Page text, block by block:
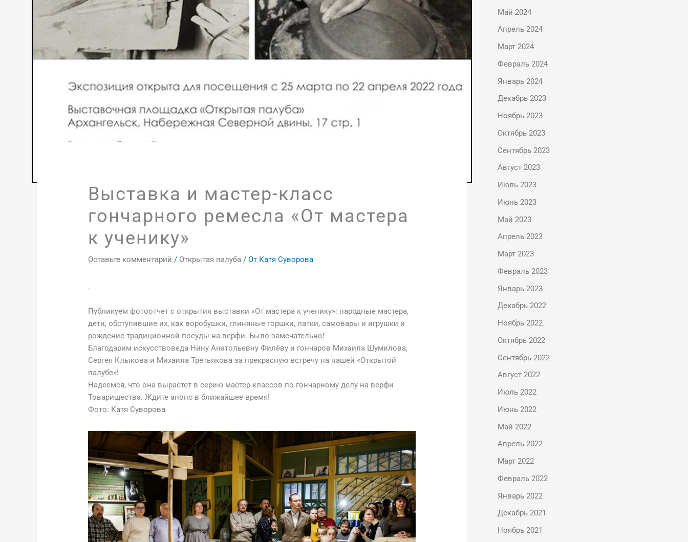
Выставка и мастер-класс
гончарного ремесла «От мастера
к ученику»
Оставьте комментарий / Открытая палуба / От Катя Суворова
.
Публикуем фотоотчет с открытия выставки «От мастера к ученику»: народные мастера,
дети, обступившие их, как воробушки, глиняные горшки, латки, самовары и игрушки и
рождение традиционной посуды на верфи. Было замечательно!
Благодарим искусствоведа Нину Анатольевну Филёву и гончаров Михаила Шумилова,
Сергея Клыкова и Михаила Третьякова за прекрасную встречу на нашей «Открытой
палубе»!
Надеемся, что она вырастет в серию мастер-классов по гончарному делу на верфи
Товарищества. Ждите анонс в ближайшее время!
Фото: Катя Суворова
Май 2024
Апрель 2024
Март 2024
Февраль 2024
Январь 2024
Декабрь 2023
Ноябрь 2023
Октябрь 2023
Сентябрь 2023
Август 2023
Июль 2023
Июнь 2023
Май 2023
Апрель 2023
Март 2023
Февраль 2023
Январь 2023
Декабрь 2022
Ноябрь 2022
Октябрь 2022
Сентябрь 2022
Август 2022
Июль 2022
Июнь 2022
Май 2022
Апрель 2022
Март 2022
Февраль 2022
Январь 2022
Декабрь 2021
Ноябрь 2021